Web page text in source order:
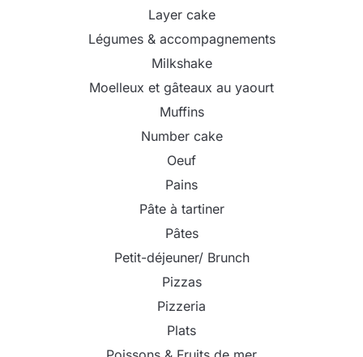
Layer cake
Légumes & accompagnements
Milkshake
Moelleux et gâteaux au yaourt
Muffins
Number cake
Oeuf
Pains
Pâte à tartiner
Pâtes
Petit-déjeuner/ Brunch
Pizzas
Pizzeria
Plats